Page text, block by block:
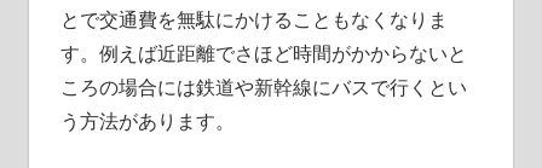
とで交通費を無駄にかけることもなくなりま
す。例えば近距離でさほど時間がかからないと
ころの場合には鉄道や新幹線にバスで行くとい
う方法があります。